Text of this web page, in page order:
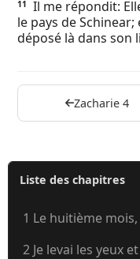
11
Il me répondit:
le pays de
déposé là dans son
Zacharie 4
Liste des chapitres
1 Le huitième
2 Je levai les yeux